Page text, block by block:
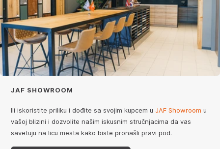
JAF SHOWROOM
Ili iskoristite priliku i dođite sa svojim kupcem u JAF Showroom u
vašoj blizini i dozvolite našim iskusnim stručnjacima da vas
savetuju na licu mesta kako biste pronašli pravi pod.